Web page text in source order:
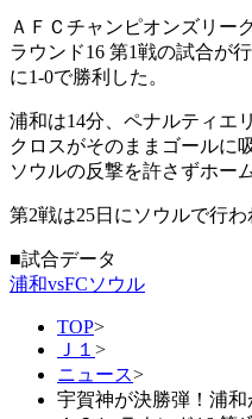
ＡＦＣチャンピオンズリー
ラウンド16 第1戦の試合が
に1-0で勝利した。
浦和は14分、ペナルティエ
クロスがそのままゴールに
ソウルの反撃を許さずホー
第2戦は25日にソウルで行わ
■試合データ
浦和vsFCソウル
TOP>
Ｊ１ >
ニュース>
宇賀神が決勝弾！浦和